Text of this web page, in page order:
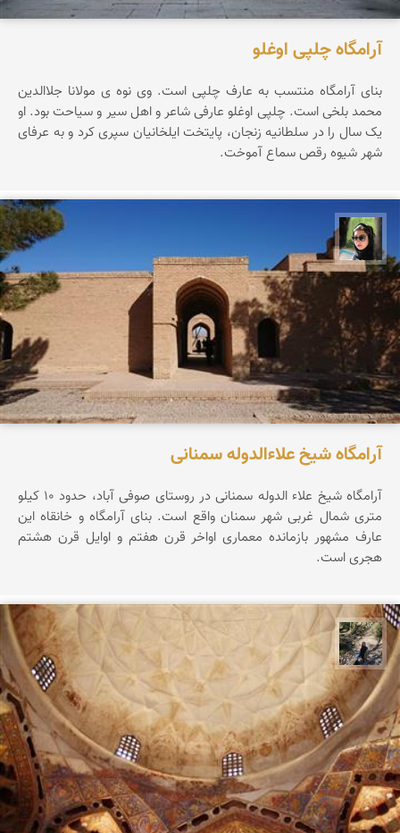
آرامگاه چلپی اوغلو
بنای آرامگاه منتسب به عارف چلپی است. وی نوه ی مولانا جلاالدین
محمد بلخی است. چلپی اوغلو عارفی شاعر و اهل سیر و سیاحت بود. او
یک سال را در سلطانیه زنجان، پایتخت ایلخانیان سپری کرد و به عرفای
شهر شیوه رقص سماع آموخت.
سپیده اصلان
آرامگاه شیخ علاءالدوله سمنانی
آرامگاه شیخ علاء الدوله سمنانی در روستای صوفی آباد، حدود ۱۰ کیلو
متری شمال غربی شهر سمنان واقع است. بنای آرامگاه و خانقاه این
عارف مشهور بازمانده معماری اواخر قرن هفتم و اوایل قرن هشتم
هجری است.
مونا سلطانی